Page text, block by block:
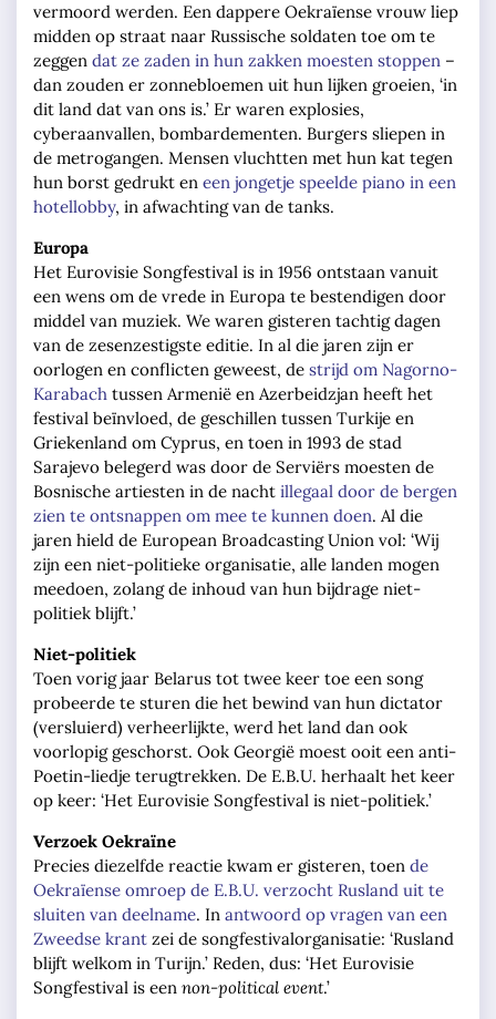
vermoord werden. Een dappere Oekraïense vrouw liep
midden op straat naar Russische soldaten toe om te
zeggen dat ze zaden in hun zakken moesten stoppen –
dan zouden er zonnebloemen uit hun lijken groeien, ‘in
dit land dat van ons is.’ Er waren explosies,
cyberaanvallen, bombardementen. Burgers sliepen in
de metrogangen. Mensen vluchtten met hun kat tegen
hun borst gedrukt en een jongetje speelde piano in een
hotellobby, in afwachting van de tanks.
Europa
Het Eurovisie Songfestival is in 1956 ontstaan vanuit
een wens om de vrede in Europa te bestendigen door
middel van muziek. We waren gisteren tachtig dagen
van de zesenzestigste editie. In al die jaren zijn er
oorlogen en conflicten geweest, de strijd om Nagorno-
Karabach tussen Armenië en Azerbeidzjan heeft het
festival beïnvloed, de geschillen tussen Turkije en
Griekenland om Cyprus, en toen in 1993 de stad
Sarajevo belegerd was door de Serviërs moesten de
Bosnische artiesten in de nacht illegaal door de bergen
zien te ontsnappen om mee te kunnen doen. Al die
jaren hield de European Broadcasting Union vol: ‘Wij
zijn een niet-politieke organisatie, alle landen mogen
meedoen, zolang de inhoud van hun bijdrage niet-
politiek blijft.’
Niet-politiek
Toen vorig jaar Belarus tot twee keer toe een song
probeerde te sturen die het bewind van hun dictator
(versluierd) verheerlijkte, werd het land dan ook
voorlopig geschorst. Ook Georgië moest ooit een anti-
Poetin-liedje terugtrekken. De E.B.U. herhaalt het keer
op keer: ‘Het Eurovisie Songfestival is niet-politiek.’
Verzoek Oekraïne
Precies diezelfde reactie kwam er gisteren, toen de
Oekraïense omroep de E.B.U. verzocht Rusland uit te
sluiten van deelname. In antwoord op vragen van een
Zweedse krant zei de songfestivalorganisatie: ‘Rusland
blijft welkom in Turijn.’ Reden, dus: ‘Het Eurovisie
Songfestival is een non-political event.’